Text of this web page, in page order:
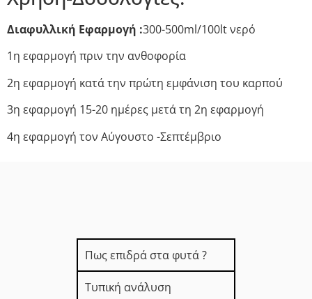
Διαφυλλική Εφαρμογή :300-500ml/100lt νερό
1η εφαρμογή πριν την ανθοφορία
2η εφαρμογή κατά την πρώτη εμφάνιση του καρπού
3η εφαρμογή 15-20 ημέρες μετά τη 2η εφαρμογή
4η εφαρμογή τον Αύγουστο -Σεπτέμβριο
Πως επιδρά στα φυτά ?
Τυπική ανάλυση